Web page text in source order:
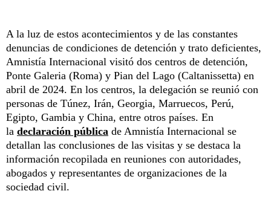
A la luz de estos acontecimientos y de las constantes
denuncias de condiciones de detención y trato deficientes,
Amnistía Internacional visitó dos centros de detención,
Ponte Galeria (Roma) y Pian del Lago (Caltanissetta) en
abril de 2024. En los centros, la delegación se reunió con
personas de Túnez, Irán, Georgia, Marruecos, Perú,
Egipto, Gambia y China, entre otros países. En
la declaración pública de Amnistía Internacional se
detallan las conclusiones de las visitas y se destaca la
información recopilada en reuniones con autoridades,
abogados y representantes de organizaciones de la
sociedad civil.